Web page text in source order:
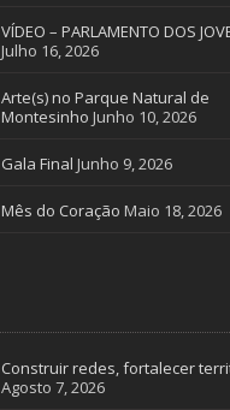
VÍDEO – PARLAMENTO DOS
Julho 16, 2026
Arte(s) no Parque Natural de
Montesinho Junho 10, 2026
Gala Final Junho 9, 2026
Mês do Coração Maio 18, 2026
Construir redes, fortalecer
Agosto 7, 2026